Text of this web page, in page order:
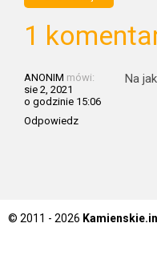
1
ANONIM mówi:
sie 2, 2021
o godzinie 15:06
Odpowiedz
Na
© 2011 - 2026